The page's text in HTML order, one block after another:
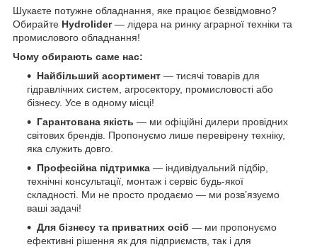
Шукаєте потужне обладнання, яке працює безвідмовно?
Обирайте Hydrolider— лідера на ринку аграрної техніки та
промислового обладнання!
Чому обирають саме нас:
Найбільший асортимент — тисячі товарів для
гідравлічних систем, агросектору, промисловості або
бізнесу. Усе в одному місці!
Гарантована якість — ми офіційні дилери провідних
світових брендів. Пропонуємо лише перевірену техніку,
яка служить довго.
Професійна підтримка — індивідуальний підбір,
технічні консультації, монтаж і сервіс будь-якої
складності. Ми не просто продаємо — ми розв’язуємо
ваші задачі!
Для бізнесу та приватних осіб — ми пропонуємо
ефективні рішення як для підприємств, так і для